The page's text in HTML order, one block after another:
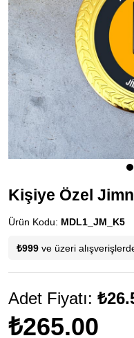
Kişiye Özel
Ürün Kodu: MDL1_JM_K5
₺999 ve üzeri
Adet Fiyatı:
₺265.00